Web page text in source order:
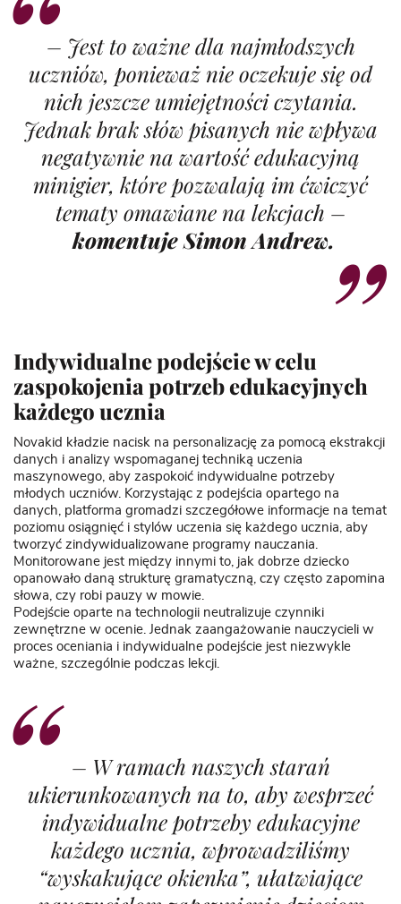
– Jest to ważne dla najmłodszych
uczniów, ponieważ nie oczekuje się od
nich jeszcze umiejętności czytania.
Jednak brak słów pisanych nie wpływa
negatywnie na wartość edukacyjną
minigier, które pozwalają im ćwiczyć
tematy omawiane na lekcjach –
komentuje Simon Andrew.
Indywidualne podejście w celu
zaspokojenia potrzeb edukacyjnych
każdego ucznia
Novakid kładzie nacisk na personalizację za pomocą ekstrakcji
danych i analizy wspomaganej techniką uczenia
maszynowego, aby zaspokoić indywidualne potrzeby
młodych uczniów. Korzystając z podejścia opartego na
danych, platforma gromadzi szczegółowe informacje na temat
poziomu osiągnięć i stylów uczenia się każdego ucznia, aby
tworzyć zindywidualizowane programy nauczania.
Monitorowane jest między innymi to, jak dobrze dziecko
opanowało daną strukturę gramatyczną, czy często zapomina
słowa, czy robi pauzy w mowie.
Podejście oparte na technologii neutralizuje czynniki
zewnętrzne w ocenie. Jednak zaangażowanie nauczycieli w
proces oceniania i indywidualne podejście jest niezwykle
ważne, szczególnie podczas lekcji.
– W ramach naszych starań
ukierunkowanych na to, aby wesprzeć
indywidualne potrzeby edukacyjne
każdego ucznia, wprowadziliśmy
“wyskakujące okienka”, ułatwiające